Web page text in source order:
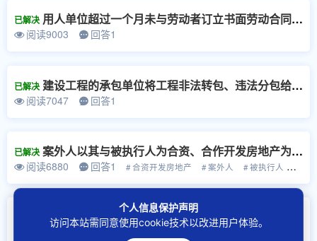
已解决 用人单位超过一个月未与劳动者订立书面劳动合同，但在一年内又补订了劳动合同的，是否应该向劳动者支付二倍工资？
阅读9003 回答1
已解决 建设工程的承包单位将工程非法转包、违法分包给不具备用工主体资格的实际施工人，实际施工人自行招用劳动者的用工关系如何认定，及劳动者在工程施工中受到伤害能否主张劳动关系项下的权利？
阅读7047 回答1
已解决 案外人以其与被执行人为合资、合作开发房地产为由主张对作为执行标的物的不动产排除执行的，人民法院该如何处理？
阅读6880 回答1 # 合资开发房地产 # 案外人 # 被执行人 # 合
作为执行依据的原生效裁判确认债务为夫妻共同债务，配偶一方认为该债务不属于夫妻共同债务的，其能否提起执行异议之诉？
阅读7141 回答1
个人信息保护声明
访问本站需同意使用cookie技术以改进用户体验。